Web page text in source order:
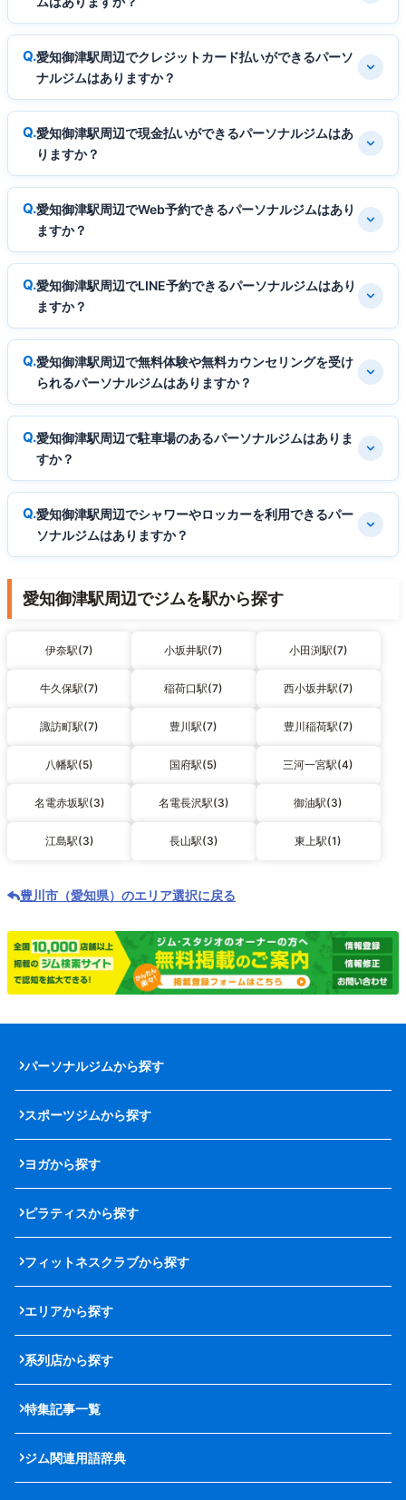
愛知御津駅周辺でクレジットカード払いができるパーソ
ナルジムはありますか？
愛知御津駅周辺で現金払いができるパーソナルジムはあ
りますか？
愛知御津駅周辺でWeb予約できるパーソナルジムはあり
ますか？
愛知御津駅周辺でLINE予約できるパーソナルジムはあり
ますか？
愛知御津駅周辺で無料体験や無料カウンセリングを受け
られるパーソナルジムはありますか？
愛知御津駅周辺で駐車場のあるパーソナルジムはありま
すか？
愛知御津駅周辺でシャワーやロッカーを利用できるパー
ソナルジムはありますか？
愛知御津駅周辺でジムを駅から探す
伊奈駅(7) 小坂井駅(7) 小田渕駅(7)
牛久保駅(7) 稲荷口駅(7) 西小坂井駅(7)
諏訪町駅(7) 豊川駅(7) 豊川稲荷駅(7)
八幡駅(5) 国府駅(5) 三河一宮駅(4)
名電赤坂駅(3) 名電長沢駅(3) 御油駅(3)
江島駅(3) 長山駅(3) 東上駅(1)
豊川市（愛知県）のエリア選択に戻る
パーソナルジムから探す
スポーツジムから探す
ヨガから探す
ピラティスから探す
フィットネスクラブから探す
エリアから探す
系列店から探す
特集記事一覧
ジム関連用語辞典